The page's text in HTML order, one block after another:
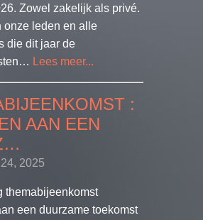
Zowel zakelijk als privé.
onze leden en alle
die dit jaar de
Lees meer...
:
AAN EEN
2025
themabijeenkomst
een duurzame toekomst